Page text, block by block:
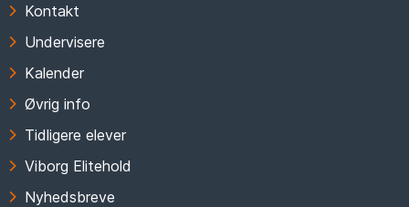
Kontakt
Undervisere
Kalender
Øvrig info
Tidligere elever
Viborg Elitehold
Nyhedsbreve